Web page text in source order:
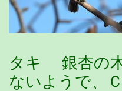
タキ 銀杏の
ないようで、